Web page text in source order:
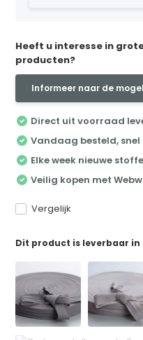
Heeft u interesse in
producten?
Informeer naar de
Direct uit voorraad
Vandaag besteld, snel
Elke week nieuwe
Veilig kopen met
Vergelijk
Dit product is leverbaar